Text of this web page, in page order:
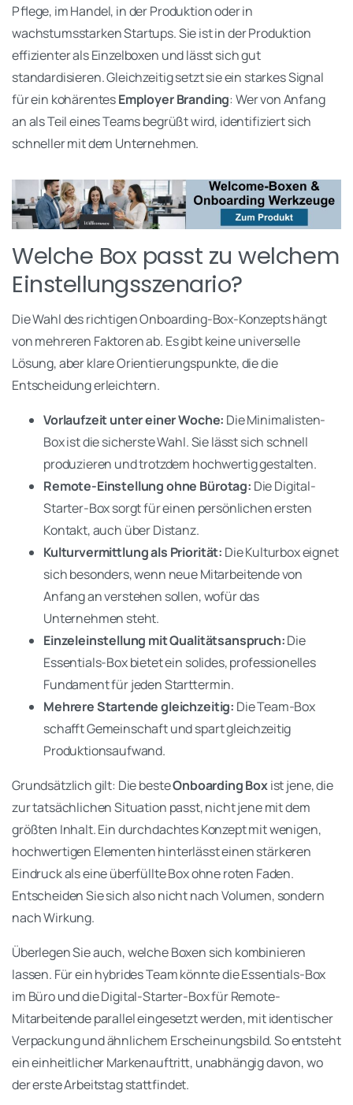
Pflege, im Handel, in der Produktion oder in
wachstumsstarken Startups. Sie ist in der Produktion
effizienter als Einzelboxen und lässt sich gut
standardisieren. Gleichzeitig setzt sie ein starkes Signal
für ein kohärentesEmployer Branding: Wer von Anfang
an als Teil eines Teams begrüßt wird, identifiziert sich
schneller mit dem Unternehmen.
Welche Box passt zu welchem
Einstellungsszenario?
Die Wahl des richtigen Onboarding-Box-Konzepts hängt
von mehreren Faktoren ab. Es gibt keine universelle
Lösung, aber klare Orientierungspunkte, die die
Entscheidung erleichtern.
Vorlaufzeit unter einer Woche: Die Minimalisten-
Box ist die sicherste Wahl. Sie lässt sich schnell
produzieren und trotzdem hochwertig gestalten.
Remote-Einstellung ohne Bürotag: Die Digital-
Starter-Box sorgt für einen persönlichen ersten
Kontakt, auch über Distanz.
Kulturvermittlung als Priorität: Die Kulturbox eignet
sich besonders, wenn neue Mitarbeitende von
Anfang an verstehen sollen, wofür das
Unternehmen steht.
Einzeleinstellung mit Qualitätsanspruch:Die
Essentials-Box bietet ein solides, professionelles
Fundament für jeden Starttermin.
Mehrere Startende gleichzeitig: Die Team-Box
schafft Gemeinschaft und spart gleichzeitig
Produktionsaufwand.
Grundsätzlich gilt: Die besteOnboarding Boxist jene, die
zur tatsächlichen Situation passt, nicht jene mit dem
größten Inhalt. Ein durchdachtes Konzept mit wenigen,
hochwertigen Elementen hinterlässt einen stärkeren
Eindruck als eine überfüllte Box ohne roten Faden.
Entscheiden Sie sich also nicht nach Volumen, sondern
nach Wirkung.
Überlegen Sie auch, welche Boxen sich kombinieren
lassen. Für ein hybrides Team könnte die Essentials-Box
im Büro und die Digital-Starter-Box für Remote-
Mitarbeitende parallel eingesetzt werden, mit identischer
Verpackung und ähnlichem Erscheinungsbild. So entsteht
ein einheitlicher Markenauftritt, unabhängig davon, wo
der erste Arbeitstag stattfindet.